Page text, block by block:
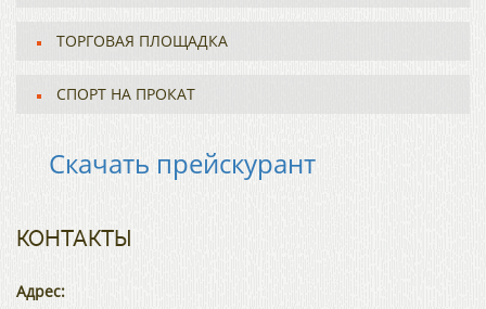
ТОРГОВАЯ ПЛОЩАДКА
СПОРТ НА ПРОКАТ
Скачать прейскурант
КОНТАКТЫ
Адрес: